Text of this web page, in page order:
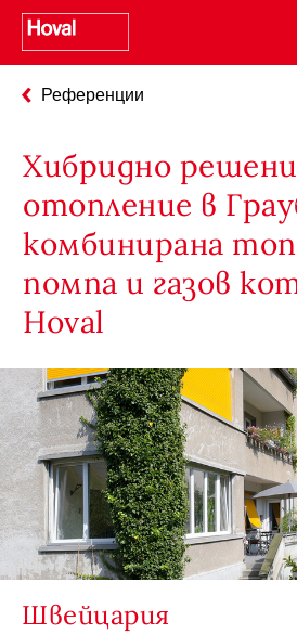
Референции
Хибридно
отопление в
комбинирана
помпа и газов
Hoval
Швейцария